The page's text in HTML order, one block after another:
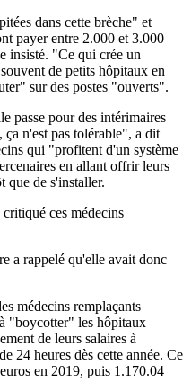
dans cette brèche" et
payer entre 2.000 et 3.000
insisté. "Ce qui crée un
de petits hôpitaux en
sur des postes "ouverts".
passe pour des intérimaires
n'est pas tolérable", a dit
qui "profitent d'un système
en allant offrir leurs
que de s'installer.
ces médecins
a rappelé qu'elle avait donc
médecins remplaçants
"boycotter" les hôpitaux
de leurs salaires à
24 heures dès cette année. Ce
en 2019, puis 1.170.04